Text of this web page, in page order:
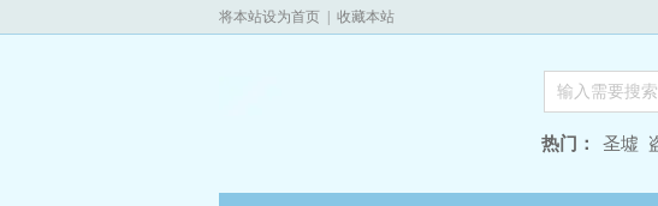
将本站设为首页 收藏本站
热门： 圣墟